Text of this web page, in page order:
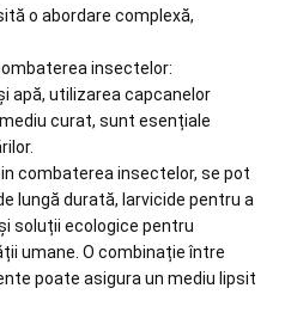
o abordare complexă,
insectelor:
apă, utilizarea capcanelor
curat, sunt esențiale
combaterea insectelor, se pot
lungă durată, larvicide pentru a
soluții ecologice pentru
umane. O combinație între
poate asigura un mediu lipsit